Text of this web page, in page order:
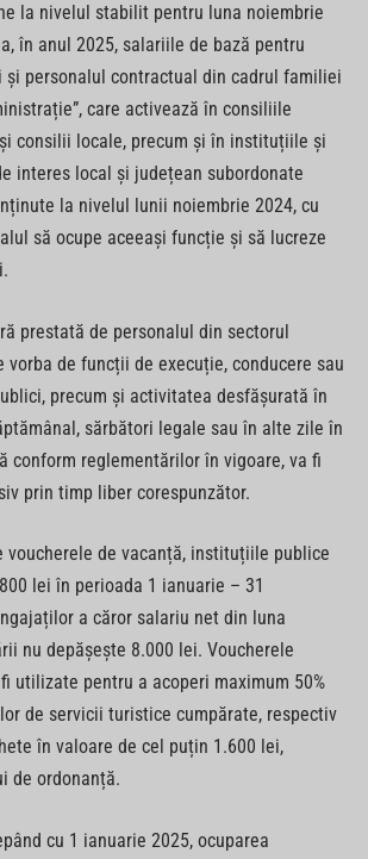
la nivelul stabilit pentru luna noiembrie
în anul 2025, salariile de bază pentru
personalul contractual din cadrul familiei
care activează în consiliile
consilii locale, precum și în instituțiile și
interes local și județean subordonate
la nivelul lunii noiembrie 2024, cu
să ocupe aceeași funcție și să lucreze
prestată de personalul din sectorul
vorba de funcții de execuție, conducere sau
precum și activitatea desfășurată în
sărbători legale sau în alte zile în
conform reglementărilor în vigoare, va fi
prin timp liber corespunzător.
voucherele de vacanță, instituțiile publice
lei în perioada 1 ianuarie – 31
a căror salariu net din luna
nu depășește 8.000 lei. Voucherele
utilizate pentru a acoperi maximum 50%
de servicii turistice cumpărate, respectiv
în valoare de cel puțin 1.600 lei,
de ordonanță.
cu 1 ianuarie 2025, ocuparea